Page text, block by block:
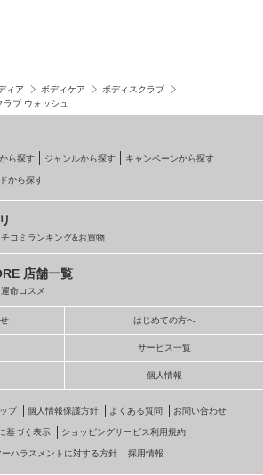
ィア ボディケア
ボディスクラブ
ブ ウォッシュ
ら探す ジャンルから探す キャンペーンから探す
から探す
コミランキング&お買物
店舗一覧
命コスメ
はじめての方へ
サービス一覧
個人情報
プ 個人情報保護方針 よくある質問 お問い合わせ
基づく表示 ショッピングサービス利用規約
ーハラスメントに対する方針 採用情報